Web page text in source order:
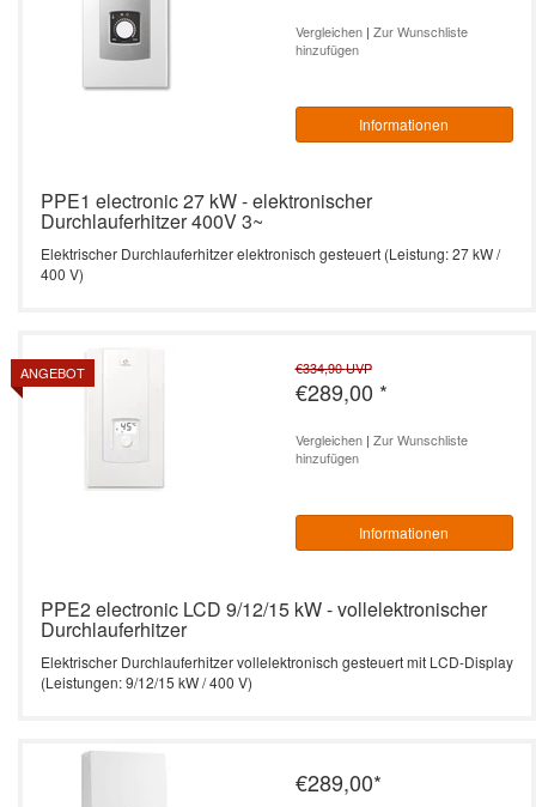
Vergleichen| Zur Wunschliste
hinzufügen
Informationen
PPE1 electronic 27 kW - elektronischer
Durchlauferhitzer 400V 3~
Elektrischer Durchlauferhitzer elektronisch gesteuert (Leistung: 27 kW /
400 V)
ANGEBOT €334,90UVP
€289,00 *
Vergleichen| Zur Wunschliste
hinzufügen
Informationen
PPE2 electronic LCD 9/12/15 kW - vollelektronischer
Durchlauferhitzer
Elektrischer Durchlauferhitzer vollelektronisch gesteuert mit LCD-Display
(Leistungen: 9/12/15 kW / 400 V)
€289,00*